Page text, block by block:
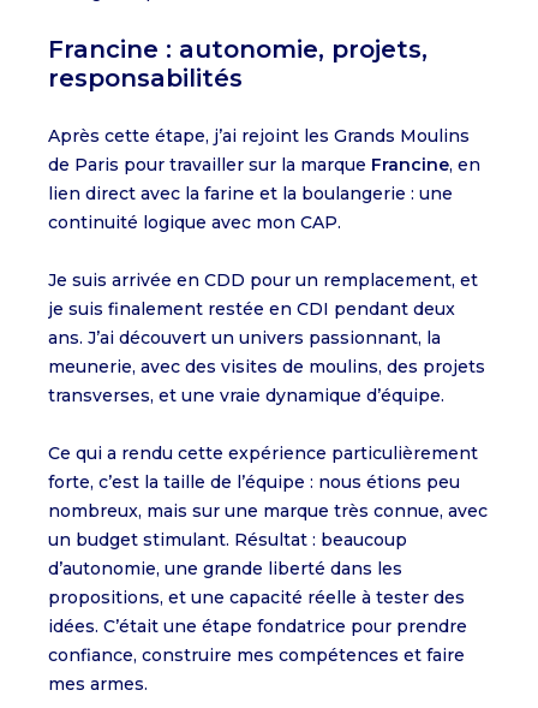
Francine : autonomie, projets,
responsabilités
Après cette étape, j’ai rejoint les Grands Moulins
de Paris pour travailler sur la marque Francine, en
lien direct avec la farine et la boulangerie : une
continuité logique avec mon CAP.
Je suis arrivée en CDD pour un remplacement, et
je suis finalement restée en CDI pendant deux
ans. J’ai découvert un univers passionnant, la
meunerie, avec des visites de moulins, des projets
transverses, et une vraie dynamique d’équipe.
Ce qui a rendu cette expérience particulièrement
forte, c’est la taille de l’équipe : nous étions peu
nombreux, mais sur une marque très connue, avec
un budget stimulant. Résultat : beaucoup
d’autonomie, une grande liberté dans les
propositions, et une capacité réelle à tester des
idées. C’était une étape fondatrice pour prendre
confiance, construire mes compétences et faire
mes armes.